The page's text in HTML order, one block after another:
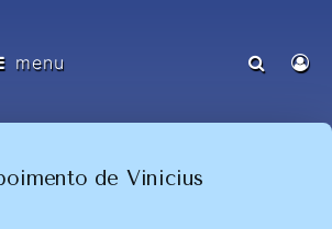
menu
de Vinicius